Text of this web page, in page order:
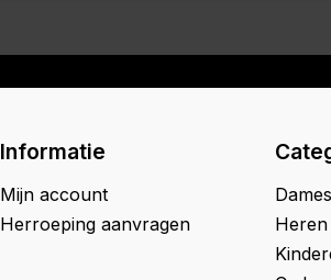
Informatie
Mijn account
Herroeping aanvragen
Dames
Heren